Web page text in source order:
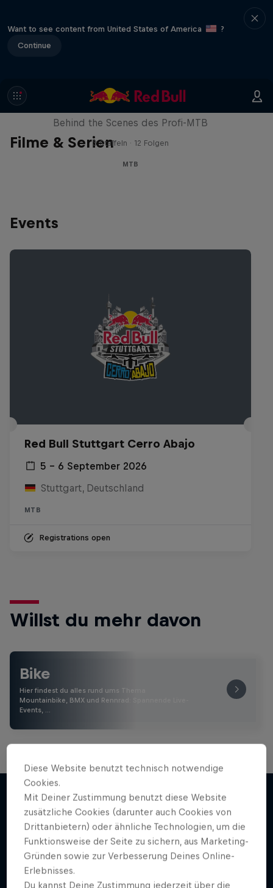
Want to see content from United States of America
?
Continue
Filme & Serien
Downtime
Behind the Scenes des Profi-MTB
3 Staffeln · 12 Folgen
MTB
Events
Red Bull Stuttgart Cerro Abajo
5 – 6 September 2026
Stuttgart, Deutschland
MTB
Registrations open
Willst du mehr davon
Bike
Hier findest du alles rund ums Thema
Mountainbike, BMX und Rennrad: Spannende Live-
Events, …
Weiter geht´s hier
Diese Website benutzt technisch notwendige
Cookies.
Mit Deiner Zustimmung benutzt diese Website
zusätzliche Cookies (darunter auch Cookies von
Drittanbietern) oder ähnliche Technologien, um die
Funktionsweise der Seite zu sichern, aus Marketing-
Gründen sowie zur Verbesserung Deines Online-
Erlebnisses.
Du kannst Deine Zustimmung jederzeit über die